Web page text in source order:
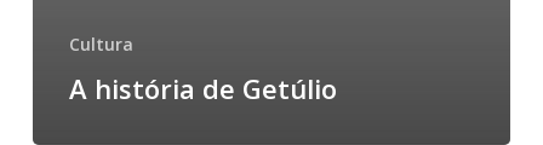
Cultura
A história de Getúlio